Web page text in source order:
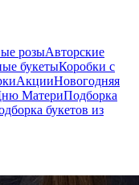
розыАвторские
букетыКоробки с
АкцииНовогодняя
МатериПодборка
букетов из